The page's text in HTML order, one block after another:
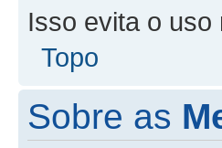
Isso evita o
Topo
Sobre as